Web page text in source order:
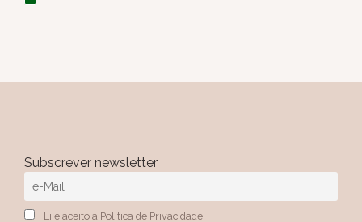
Subscrever newsletter
Li e aceito a Política de Privacidade